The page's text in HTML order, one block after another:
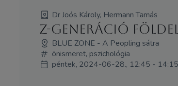
Dr Joós Károly, Hermann Tamás
Z-Generáció
BLUE ZONE - A Peopling sátra
önismeret, pszichológia
péntek, 2024-06-28., 12:45 - 14:15